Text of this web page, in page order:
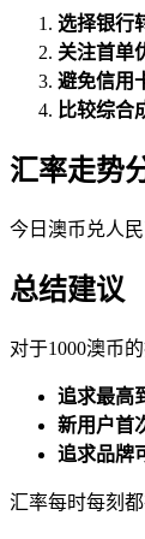
选择银行
关注首单
避免信用
比较综合
汇率走势
今日澳币兑人
总结建议
对于1000澳币
追求最高
新用户首
追求品牌
汇率每时每刻